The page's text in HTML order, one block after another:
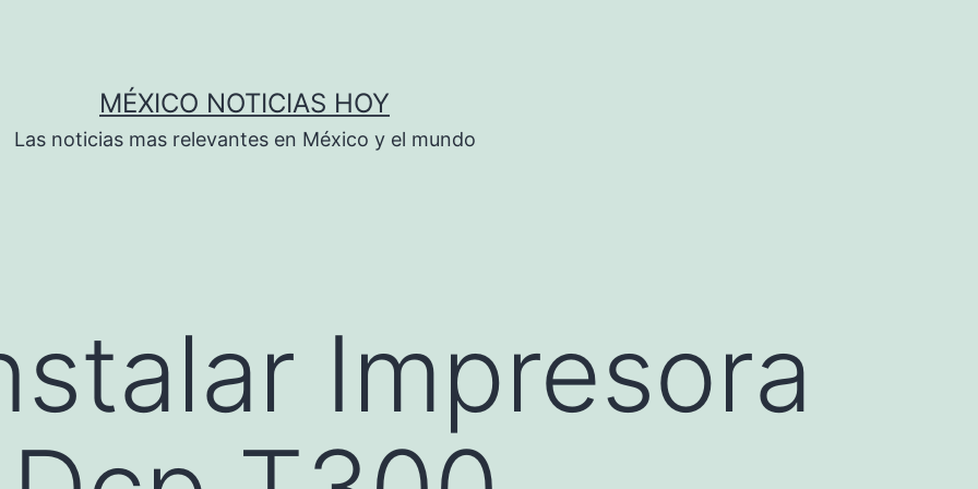
MÉXICO NOTICIAS HOY
Las noticias mas relevantes en México y el mundo
Impresora